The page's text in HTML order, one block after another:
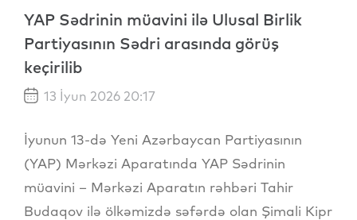
YAP Sədrinin müavini ilə Ulusal Birlik
Partiyasının Sədri arasında görüş
keçirilib
13 İyun 2026 20:17
İyunun 13-də Yeni Azərbaycan Partiyasının
(YAP) Mərkəzi Aparatında YAP Sədrinin
müavini – Mərkəzi Aparatın rəhbəri Tahir
Budaqov ilə ölkəmizdə səfərdə olan Şimali Kipr